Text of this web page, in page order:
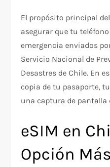
El propósito principal
asegurar que tu
emergencia enviados por
Servicio Nacional de
Desastres de Chile. En
copia de tu pasaporte,
una captura de pantalla
eSIM en
Opción Más